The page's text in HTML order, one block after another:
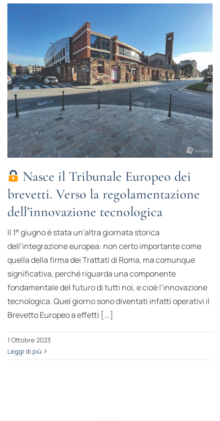
Nasce il Tribunale Europeo dei
brevetti. Verso la regolamentazione
dell’innovazione tecnologica
Il 1° giugno è stata un’altra giornata storica
dell’integrazione europea: non certo importante come
quella della firma dei Trattati di Roma, ma comunque
significativa, perché riguarda una componente
fondamentale del futuro di tutti noi, e cioè l’innovazione
tecnologica. Quel giorno sono diventati infatti operativi il
Brevetto Europeo a effetti [...]
1 Ottobre 2023
Leggi di più